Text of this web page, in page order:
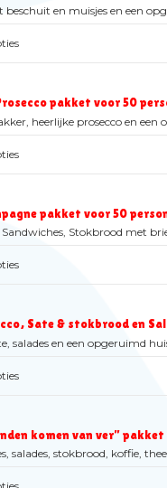
beschuit en muisjes en een
pakket voor 50
heerlijke prosecco en een
pakket voor 50
Stokbrood met
Sate & stokbrood en
salades en een opgeruimd
komen van ver”
salades, stokbrood, koffie,